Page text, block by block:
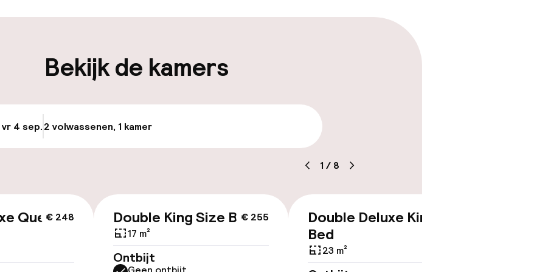
op eigen
Openbaar parkeren
Bekijk de kamers
4 sep.2 volwassenen, 1 kamer
1 / 8
€ 248
Queen
€ 255
Double King Size Bed
17 m²
Ontbijt
Double Deluxe King
Bed
23 m²